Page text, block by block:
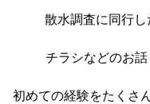
散水調査に同行し
チラシなどのお話
初めての経験をたくさ